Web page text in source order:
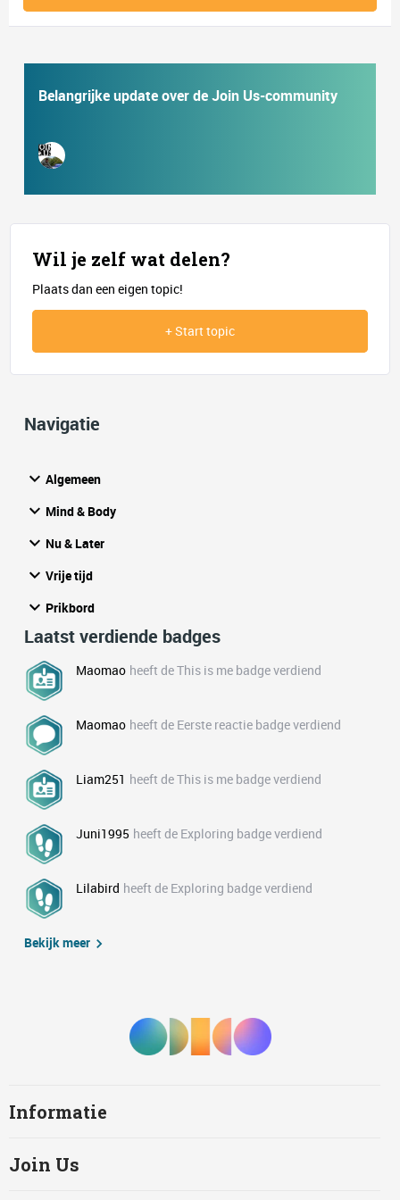
Belangrijke update over de Join Us-community
Wil je zelf wat delen?
Plaats dan een eigen topic!
+ Start topic
Navigatie
Algemeen
Mind & Body
Nu & Later
Vrije tijd
Prikbord
Laatst verdiende badges
Maomao heeft de This is me badge verdiend
Maomao heeft de Eerste reactie badge verdiend
Liam251 heeft de This is me badge verdiend
Juni1995 heeft de Exploring badge verdiend
Lilabird heeft de Exploring badge verdiend
Bekijk meer
Informatie
Join Us